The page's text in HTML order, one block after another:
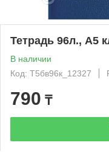
Тетрадь 96л., А5
В наличии
Код: Т5бв96к_12327
790 ₸